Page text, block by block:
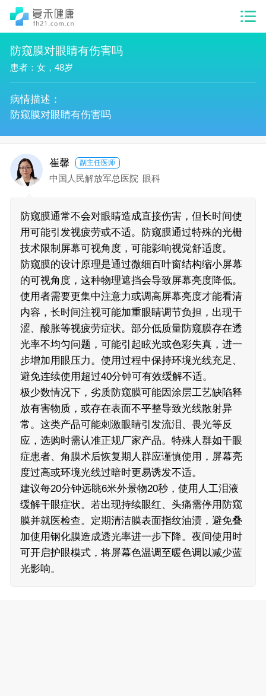
防窥膜对眼睛有伤害吗
患者：女，48岁
病情描述：
防窥膜对眼睛有伤害吗
崔馨 副主任医师
中国人民解放军总医院 眼科
防窥膜通常不会对眼睛造成直接伤害，但长时间使
用可能引发视疲劳或不适。防窥膜通过特殊的光栅
技术限制屏幕可视角度，可能影响视觉舒适度。
防窥膜的设计原理是通过微细百叶窗结构缩小屏幕
的可视角度，这种物理遮挡会导致屏幕亮度降低。
使用者需要更集中注意力或调高屏幕亮度才能看清
内容，长时间注视可能加重眼睛调节负担，出现干
涩、酸胀等视疲劳症状。部分低质量防窥膜存在透
光率不均匀问题，可能引起眩光或色彩失真，进一
步增加用眼压力。使用过程中保持环境光线充足、
避免连续使用超过40分钟可有效缓解不适。
极少数情况下，劣质防窥膜可能因涂层工艺缺陷释
放有害物质，或存在表面不平整导致光线散射异
常。这类产品可能刺激眼睛引发流泪、畏光等反
应，选购时需认准正规厂家产品。特殊人群如干眼
症患者、角膜术后恢复期人群应谨慎使用，屏幕亮
度过高或环境光线过暗时更易诱发不适。
建议每20分钟远眺6米外景物20秒，使用人工泪液
缓解干眼症状。若出现持续眼红、头痛需停用防窥
膜并就医检查。定期清洁膜表面指纹油渍，避免叠
加使用钢化膜造成透光率进一步下降。夜间使用时
可开启护眼模式，将屏幕色温调至暖色调以减少蓝
光影响。